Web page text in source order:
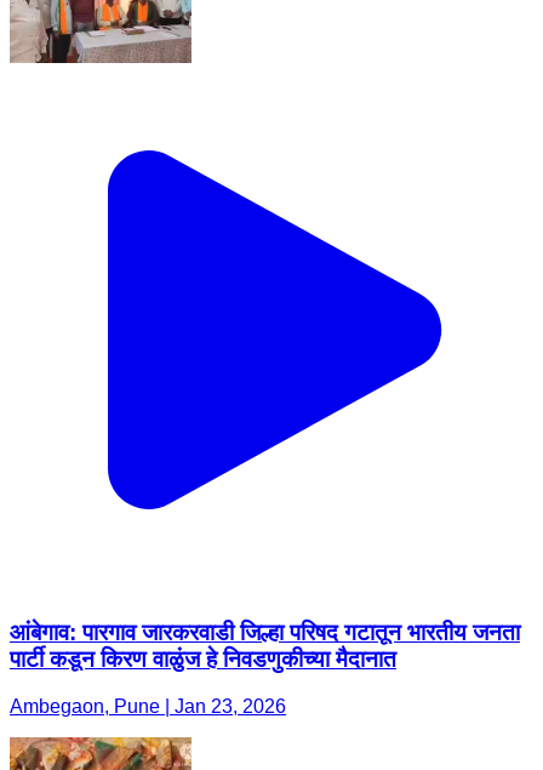
आंबेगाव: पारगाव जारकरवाडी जिल्हा परिषद गटातून भारतीय जनता
पार्टी कडून किरण वाळुंज हे निवडणुकीच्या मैदानात
Ambegaon, Pune | Jan 23, 2026